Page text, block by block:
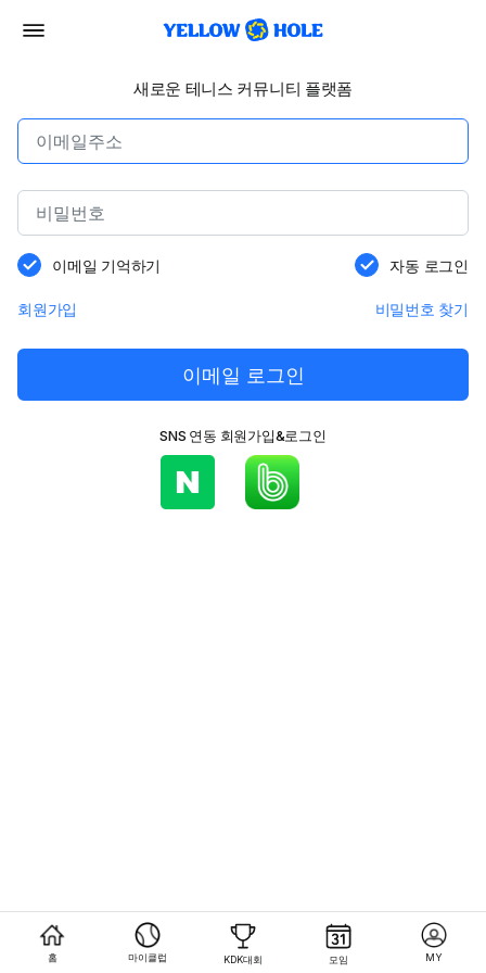
새로운 테니스 커뮤니티 플랫폼
이메일 기억하기 자동 로그인
회원가입 비밀번호 찾기
이메일 로그인
SNS 연동 회원가입&로그인
홈 마이클럽 KDK대회 모임 MY